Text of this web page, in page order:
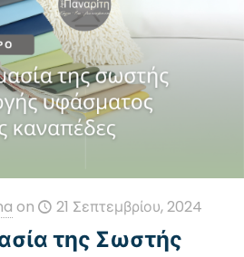
on 21 Σεπτεμβρίου, 2024
της Σωστής